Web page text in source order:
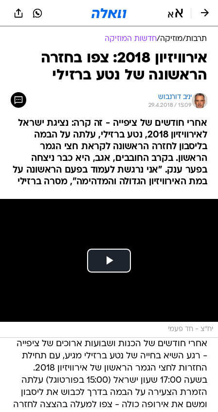
תרבות/מוזיקה/חדשות המוזיקה
אירוויזיון 2018: צפו בחזרה
הראשונה של נטע ברזילי
יניב דורנבוש
29.4.2018 / 15:09
אחרי חודשים של ציפייה - זה קרה: נציגת ישראל
לאירוויזיון 2018, נטע ברזילי, עלתה על הבמה
בליסבון לחזרה הראשונה לקראת חצי הגמר
הראשון. בקרב החובבים, אגב, היא כבר ניצחה
בפער ענק. "אני נרגשת לעמוד בפעם הראשונה על
במת האירוויזיון הגדולה והמדהימה", מסרה ברזילי
יח"צ - חד פעמי
אחרי חודשים של הכנות ושבועות ארוכים של ציפייה
- רגע השיא בחייה של נטע ברזילי מגיע, עם תחילת
החזרות לחצי הגמר הראשון של אירוויזיון 2018.
בשעה 17:00 שעון ישראל (15:00 בפורטוגל) עלתה
הזמרת הצעירה על הבמה בדרך לכבוש את ליסבון
ומשם את אירופה כולה - צפו למעלה בהצצה לחזרה